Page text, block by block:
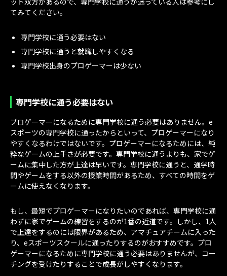
てみてください。
専門学校に通う必要はない
専門学校に通うと就職しやすくなる
専門学校出身のプロゲーマーは少ない
専門学校に通う必要はない
プロゲーマーになるために専門学校に通う必要はありません。e
スポーツの専門学校に通ったからといって、プロゲーマーになり
やすくなるわけではないです。プロゲーマーになるためには、純
粋なゲームの上手さが必要です。専門学校に通うよりも、家でゲ
ームに集中した方が上達は早いです。専門学校に通うと、通学時
間やゲームをする以外の授業時間があるため、すべての時間をゲ
ームに使えなくなります。
もし、最短でプロゲーマーになりたいのであれば、専門学校に通
わずに家でゲームの練習をするのが1番の近道です。しかし、1人
で上達をするのには限界があるため、アマチュアチームに入った
り、eスポーツスクールに通ったりするのがおすすめです。プロ
ゲーマーになるために専門学校に通う必要はありませんが、コー
チングを受けたりすることで成長がしやすくなります。